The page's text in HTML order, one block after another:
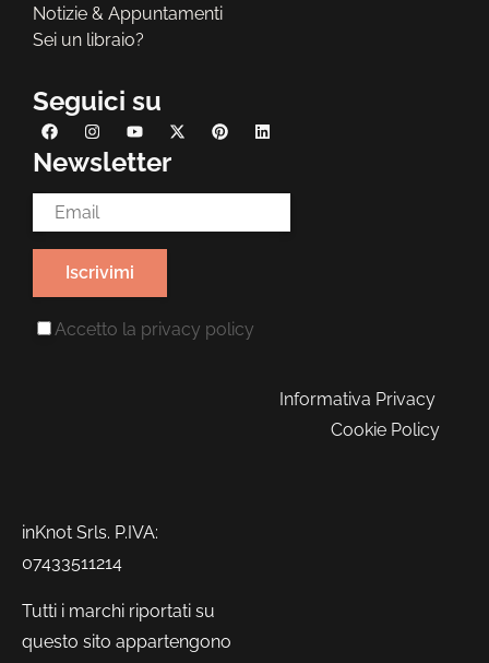
Notizie & Appuntamenti
Sei un libraio?
Seguici su
Newsletter
Email Address*
Accetto la privacy policy
Informativa Privacy
Cookie Policy
inKnot Srls. P.IVA:
07433511214
Tutti i marchi riportati su
questo sito appartengono